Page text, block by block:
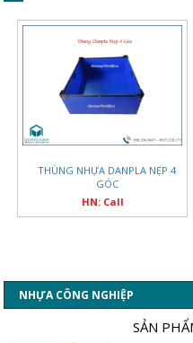
THÙNG NHỰA DANPLA NẸP 4
GÓC
HN: Call
NHỰA CÔNG NGHIỆP
SẢN